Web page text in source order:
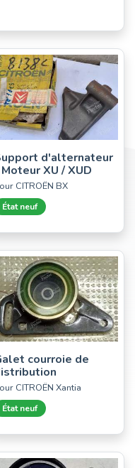
d'alternateur
XU / XUD
CITROËN BX
État neuf
courroie de
CITROËN Xantia
État neuf